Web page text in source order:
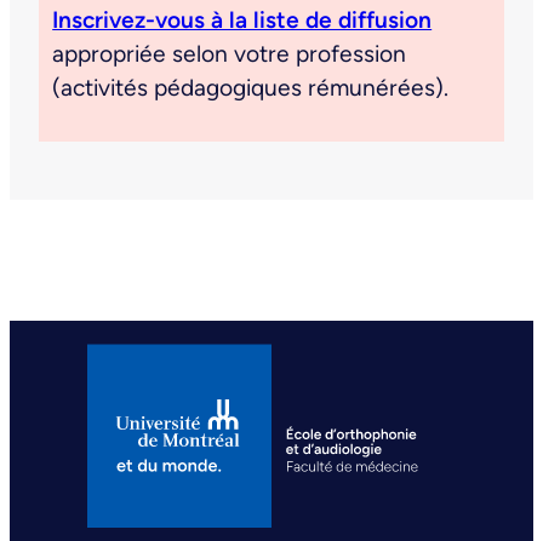
Inscrivez-vous à la liste de diffusion
appropriée selon votre profession
(activités pédagogiques rémunérées).